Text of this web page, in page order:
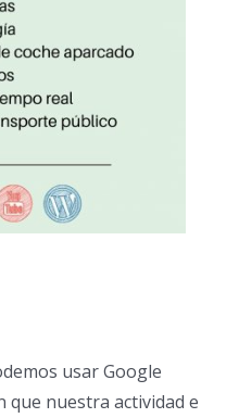
usarGoogle
que nuestra actividad e